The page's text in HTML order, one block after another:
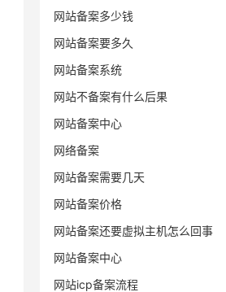
网站备案多少钱
网站备案要多久
网站备案系统
网站不备案有什么后果
网站备案中心
网络备案
网站备案需要几天
网站备案价格
网站备案还要虚拟主机怎么回事
网站备案中心
网站icp备案流程